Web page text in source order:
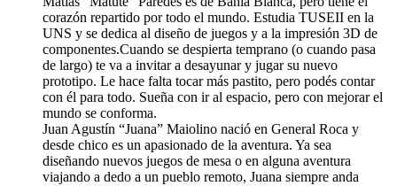
corazón repartido por todo el mundo. Estudia TUSEII en la
UNS y se dedica al diseño de juegos y a la impresión 3D de
componentes.Cuando se despierta temprano (o cuando pasa
de largo) te va a invitar a desayunar y jugar su nuevo
prototipo. Le hace falta tocar más pastito, pero podés contar
con él para todo. Sueña con ir al espacio, pero con mejorar el
mundo se conforma.
Juan Agustín “Juana” Maiolino nació en General Roca y
desde chico es un apasionado de la aventura. Ya sea
diseñando nuevos juegos de mesa o en alguna aventura
viajando a dedo a un pueblo remoto, Juana siempre anda